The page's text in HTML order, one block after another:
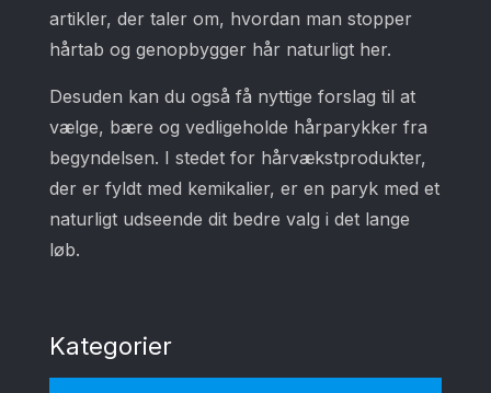
artikler, der taler om, hvordan man stopper
hårtab og genopbygger hår naturligt her.
Desuden kan du også få nyttige forslag til at
vælge, bære og vedligeholde hårparykker fra
begyndelsen. I stedet for hårvækstprodukter,
der er fyldt med kemikalier, er en paryk med et
naturligt udseende dit bedre valg i det lange
løb.
Kategorier